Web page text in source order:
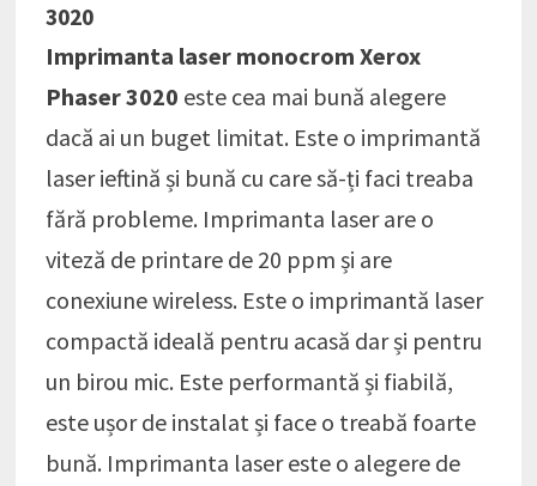
3020
Imprimanta laser monocrom Xerox
Phaser 3020 este cea mai bună alegere
dacă ai un buget limitat. Este o imprimantă
laser ieftină și bună cu care să-ți faci treaba
fără probleme. Imprimanta laser are o
viteză de printare de 20 ppm și are
conexiune wireless. Este o imprimantă laser
compactă ideală pentru acasă dar și pentru
un birou mic. Este performantă și fiabilă,
este ușor de instalat și face o treabă foarte
bună. Imprimanta laser este o alegere de